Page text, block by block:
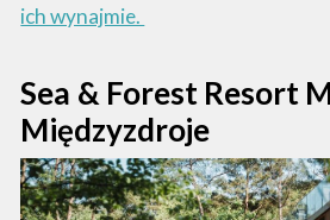
ich wynajmie.
Sea & Forest Resort
Międzyzdroje